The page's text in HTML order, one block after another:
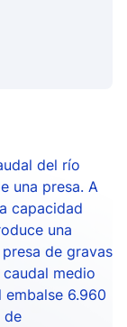
del río
una presa. A
capacidad
una
de gravas
medio
6.960
de